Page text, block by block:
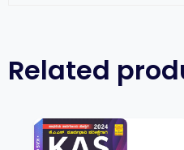
Related